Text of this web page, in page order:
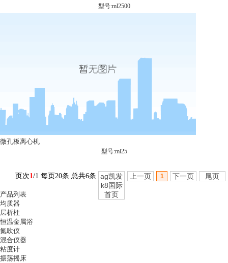
型号:ml2500
微孔板离心机
型号:ml25
页次1/1 每页20条 总共6条 ag凯发
k8国际
首页
上一页 1 下一页 尾页
产品列表
均质器
层析柱
恒温金属浴
氮吹仪
混合仪器
粘度计
振荡摇床